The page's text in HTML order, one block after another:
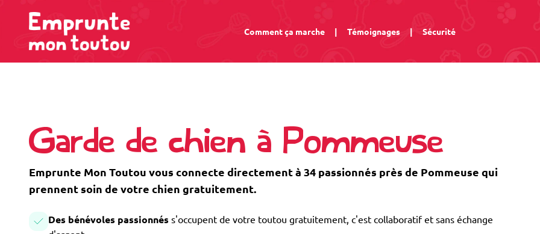
Comment ça marche | Témoignages | Sécurité
Garde de chien à Pommeuse
Emprunte Mon Toutou vous connecte directement à 34 passionnés près de Pommeuse qui
prennent soin de votre chien gratuitement.
Des bénévoles passionnés s'occupent de votre toutou gratuitement, c'est collaboratif et sans échange